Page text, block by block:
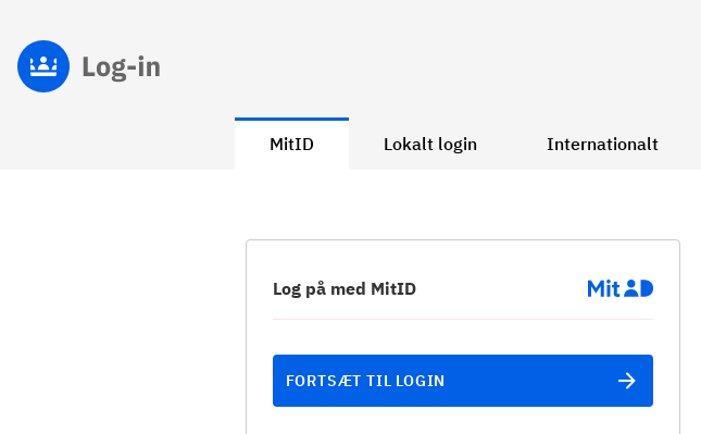
MitID Lokalt login Internationalt
Log på med MitID
FORTSÆT TIL LOGIN